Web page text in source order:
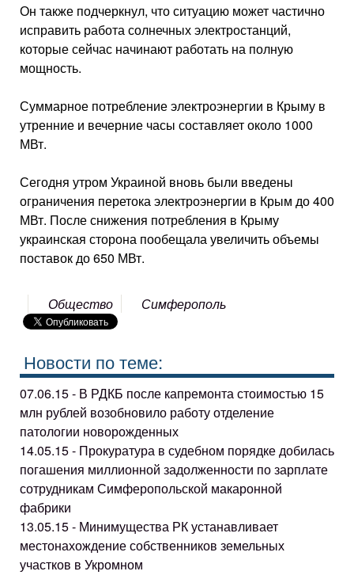
Он также подчеркнул, что ситуацию может частично
исправить работа солнечных электростанций,
которые сейчас начинают работать на полную
мощность.
Суммарное потребление электроэнергии в Крыму в
утренние и вечерние часы составляет около 1000
МВт.
Сегодня утром Украиной вновь были введены
ограничения перетока электроэнергии в Крым до 400
МВт. После снижения потребления в Крыму
украинская сторона пообещала увеличить объемы
поставок до 650 МВт.
Общество Симферополь
Новости по теме:
07.06.15 - В РДКБ после капремонта стоимостью 15
млн рублей возобновило работу отделение
патологии новорожденных
14.05.15 - Прокуратура в судебном порядке добилась
погашения миллионной задолженности по зарплате
сотрудникам Симферопольской макаронной
фабрики
13.05.15 - Минимущества РК устанавливает
местонахождение собственников земельных
участков в Укромном